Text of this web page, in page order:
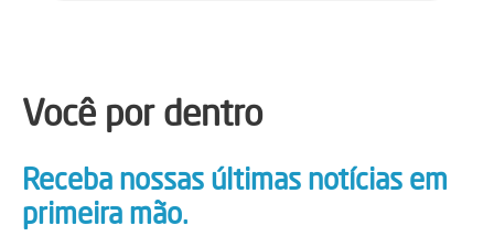
Você por dentro
Receba nossas últimas notícias em
primeira mão.